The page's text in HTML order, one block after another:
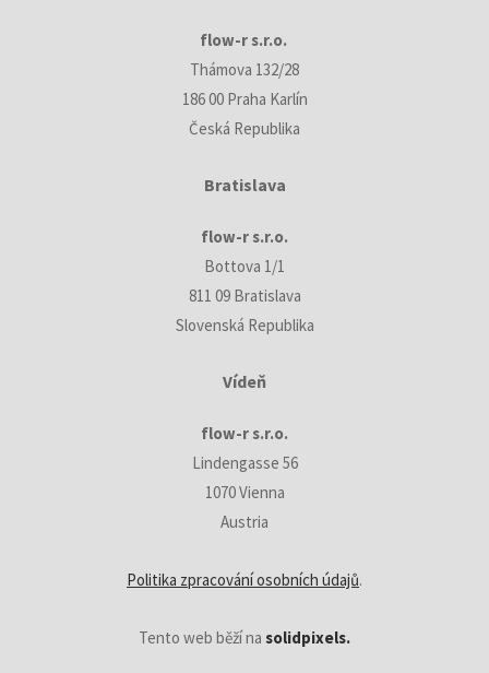
flow-r s.r.o.
Thámova 132/28
186 00 Praha Karlín
Česká Republika
Bratislava
flow-r s.r.o.
Bottova 1/1
811 09 Bratislava
Slovenská Republika
Vídeň
flow-r s.r.o.
Lindengasse 56
1070 Vienna
Austria
Politika zpracování osobních údajů.
Tento web běží na solidpixels.